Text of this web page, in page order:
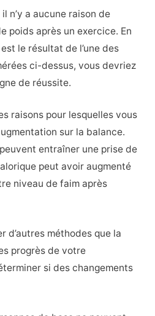
n’y a aucune raison de
poids après un exercice. En
le résultat de l’une des
ci-dessus, vous devriez
de réussite.
raisons pour lesquelles vous
sur la balance.
entraîner une prise de
peut avoir augmenté
niveau de faim après
d’autres méthodes que la
progrès de votre
si des changements